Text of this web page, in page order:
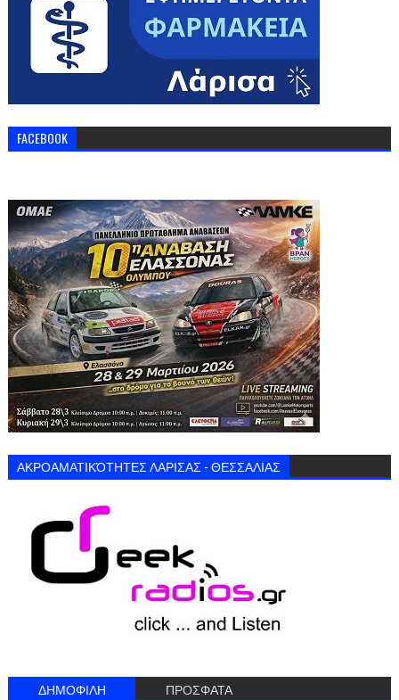
FACEBOOK
ΑΚΡΟΑΜΑΤΙΚΌΤΗΤΕΣ ΛΑΡΙΣΑΣ - ΘΕΣΣΑΛΙΑΣ
ΔΗΜΟΦΙΛΗ ΠΡΟΣΦΑΤΑ